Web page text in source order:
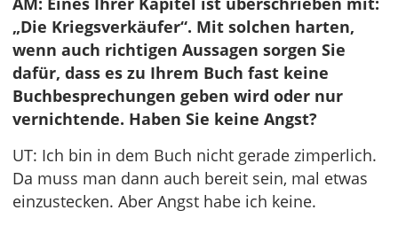
„Die Kriegsverkäufer“. Mit solchen harten,
wenn auch richtigen Aussagen sorgen Sie
dafür, dass es zu Ihrem Buch fast keine
Buchbesprechungen geben wird oder nur
vernichtende. Haben Sie keine Angst?
UT: Ich bin in dem Buch nicht gerade zimperlich.
Da muss man dann auch bereit sein, mal etwas
einzustecken. Aber Angst habe ich keine.